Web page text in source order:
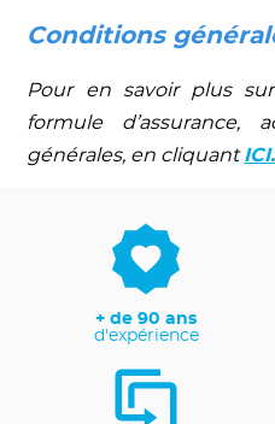
Conditions
Pour en savoir plus
formule d’assurance,
générales, en cliquantICI.
+ de 90 ans
d'expérience